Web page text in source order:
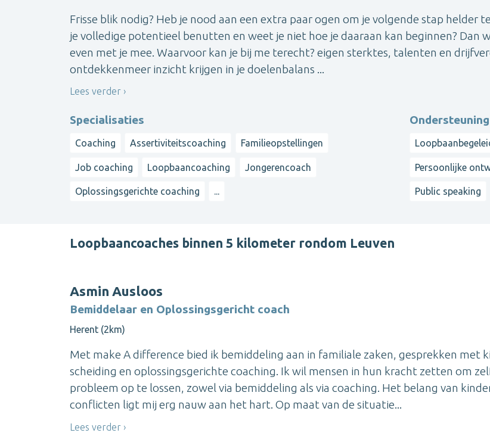
Frisse blik nodig? Heb je nood aan een extra paar ogen om je volgende stap helder
je volledige potentieel benutten en weet je niet hoe je daaraan kan beginnen? Dan
even met je mee. Waarvoor kan je bij me terecht? eigen sterktes, talenten en
ontdekkenmeer inzicht krijgen in je doelenbalans ...
Lees verder
Specialisaties
Coaching Assertiviteitscoaching Familieopstellingen
Job coaching Loopbaancoaching Jongerencoach
Oplossingsgerichte coaching ...
Persoonlijke
Public speaking
Loopbaancoaches binnen 5 kilometer rondom Leuven
Asmin Ausloos
Bemiddelaar en Oplossingsgericht coach
Herent (2km)
Met make A difference bied ik bemiddeling aan in familiale zaken, gesprekken met
scheiding en oplossingsgerichte coaching. Ik wil mensen in hun kracht zetten om
probleem op te lossen, zowel via bemiddeling als via coaching. Het belang van
conflicten ligt mij erg nauw aan het hart. Op maat van de situatie...
Lees verder